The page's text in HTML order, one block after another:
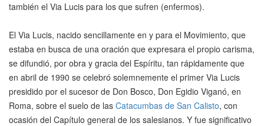
también el Via Lucis para los que sufren (enfermos).
El Via Lucis, nacido sencillamente en y para el Movimiento, que
estaba en busca de una oración que expresara el propio carisma,
se difundió, por obra y gracia del Espíritu, tan rápidamente que
en abril de 1990 se celebró solemnemente el primer Via Lucis
presidido por el sucesor de Don Bosco, Don Egidio Viganó, en
Roma, sobre el suelo de las Catacumbas de San Calisto, con
ocasión del Capítulo general de los salesianos. Y fue significativo